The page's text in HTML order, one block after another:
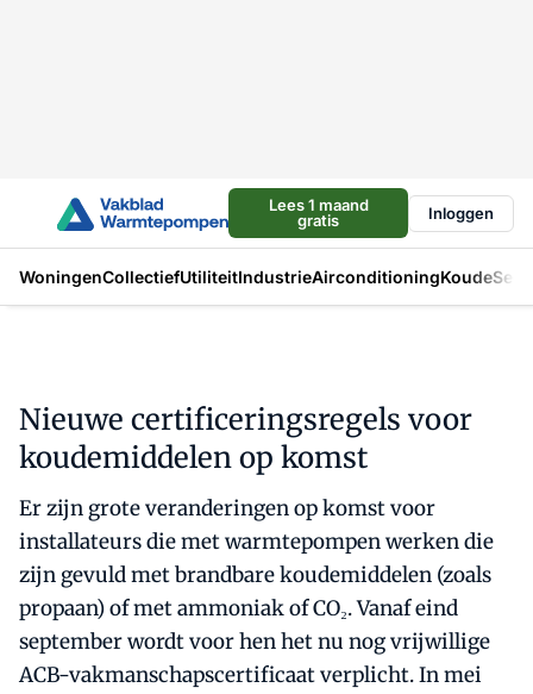
Lees 1 maand
gratis
Inloggen
WoningenCollectiefUtiliteitIndustrieAirconditioningKoude
Nieuwe certificeringsregels voor
koudemiddelen op komst
Er zijn grote veranderingen op komst voor
installateurs die met warmtepompen werken die
zijn gevuld met brandbare koudemiddelen (zoals
propaan) of met ammoniak of CO₂. Vanaf eind
september wordt voor hen het nu nog vrijwillige
ACB-vakmanschapscertificaat verplicht. In mei